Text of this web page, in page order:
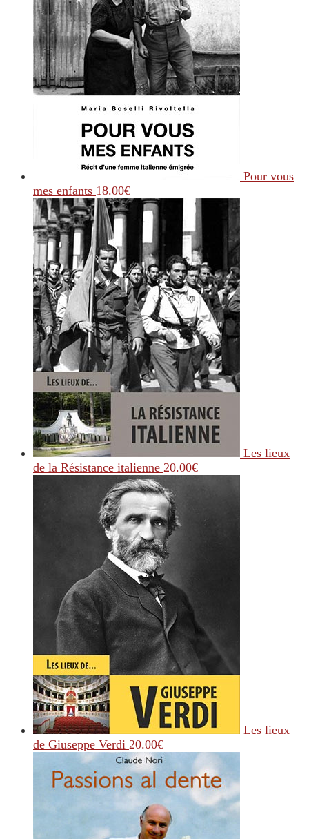
Pour vous
mes enfants 18.00€
Les lieux
de la Résistance italienne 20.00€
Les lieux
de Giuseppe Verdi 20.00€